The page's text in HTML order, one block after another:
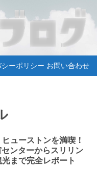
ーポリシー お問い合わせ
ューストンを満喫！
ンターからスリリン
まで完全レポート